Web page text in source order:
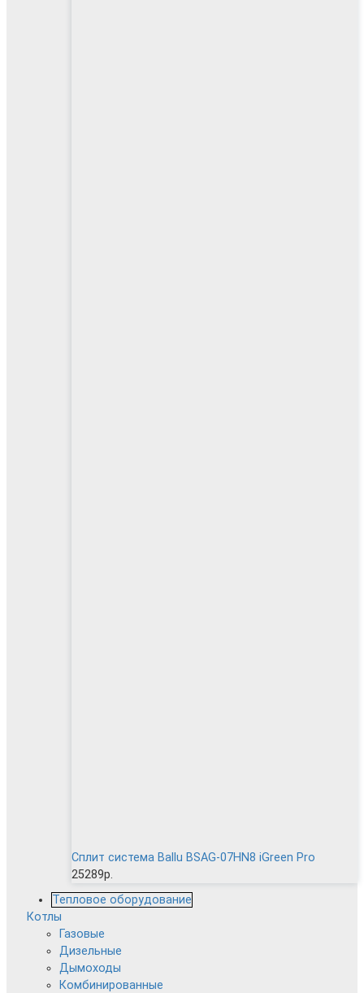
Сплит система Ballu BSAG-07HN8 iGreen Pro
25289р.
Тепловое оборудование
Котлы
Газовые
Дизельные
Дымоходы
Комбинированные